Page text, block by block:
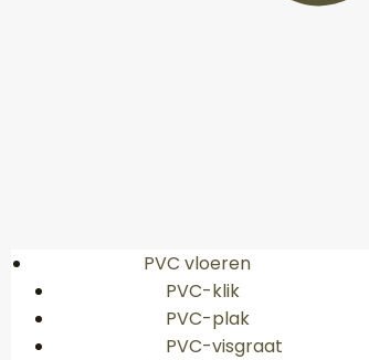
PVC vloeren
PVC-klik
PVC-plak
PVC-visgraat